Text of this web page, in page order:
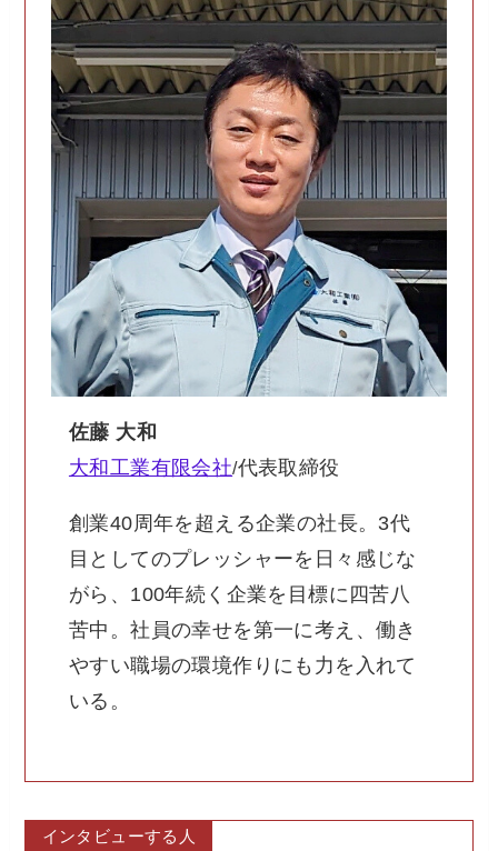
佐藤 大和
大和工業有限会社/代表取締役
創業40周年を超える企業の社長。3代
目としてのプレッシャーを日々感じな
がら、100年続く企業を目標に四苦八
苦中。社員の幸せを第一に考え、働き
やすい職場の環境作りにも力を入れて
いる。
インタビューする人